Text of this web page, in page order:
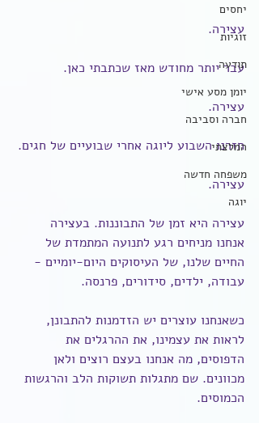
יחסים
זוגיות
תודעה
יומן מסע אישי
חברה וסביבה
המלצתי
משפחה חדשה
יוגה
עצירה.
עבר יותר מחודש מאז שכתבתי כאן.
עצירה.
חזרנו השבוע ליוגה אחרי שבועיים של חגים.
עצירה.
עצירה היא זמן של התבוננות. בעצירה
אנחנו מניחים רגע לתנועה המתמדת של
החיים שלנו, של העיסוקים היום-יומיים -
עבודה, ילדים, סידורים, פרנסה.
כשאנחנו עוצרים יש הזדמנות להתבונן,
לראות את עצמינו, את ההרגלים את
הדפוסים, מה אנחנו בעצם רוצים ולאן
מכוונים. שם מתגלות תשוקות הלב והרגשות
הכמוסים.